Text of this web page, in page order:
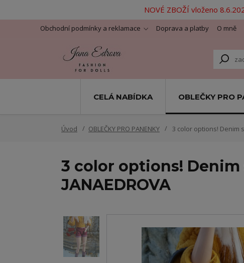
NOVÉ ZBOŽÍ vloženo
Obchodní podmínky a reklamace Doprava a platby O mně
CELÁ NABÍDKA OBLEČKY PRO
Úvod OBLEČKY PRO PANENKY 3 color options! Denim
3 color options!
JANAEDROVA